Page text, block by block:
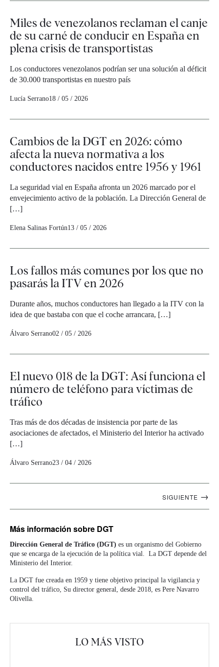
Miles de venezolanos reclaman el canje
de su carné de conducir en España en
plena crisis de transportistas
Los conductores venezolanos podrían ser una solución al déficit
de 30.000 transportistas en nuestro país
Lucía Serrano18 / 05 / 2026
Cambios de la DGT en 2026: cómo
afecta la nueva normativa a los
conductores nacidos entre 1956 y 1961
La seguridad vial en España afronta un 2026 marcado por el
envejecimiento activo de la población. La Dirección General de
[…]
Elena Salinas Fortún13 / 05 / 2026
Los fallos más comunes por los que no
pasarás la ITV en 2026
Durante años, muchos conductores han llegado a la ITV con la
idea de que bastaba con que el coche arrancara, […]
Álvaro Serrano02 / 05 / 2026
El nuevo 018 de la DGT: Así funciona el
número de teléfono para víctimas de
tráfico
Tras más de dos décadas de insistencia por parte de las
asociaciones de afectados, el Ministerio del Interior ha activado
[…]
Álvaro Serrano23 / 04 / 2026
SIGUIENTE →
Más información sobre DGT
Dirección General de Tráfico (DGT) es un organismo del Gobierno
que se encarga de la ejecución de la política vial. La DGT depende del
Ministerio del Interior.
La DGT fue creada en 1959 y tiene objetivo principal la vigilancia y
control del tráfico, Su director general, desde 2018, es Pere Navarro
Olivella.
LO MÁS VISTO